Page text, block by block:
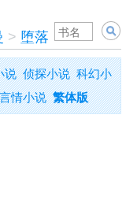
> 堕落
说 侦探小说 科幻小
情小说 繁体版